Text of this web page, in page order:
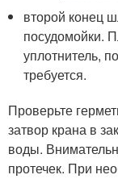
второй конец
посудомойки.
уплотнитель,
требуется.
Проверьте
затвор крана в
воды.
протечек. При